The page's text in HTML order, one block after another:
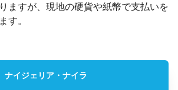
ますが、現地の硬貨や紙幣で支払いを
す。
ナイジェリア・ナイラ